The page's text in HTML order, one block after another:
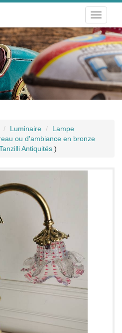
Toggle
Luminaire
Lampe
ou d'ambiance en bronze
Antiquités )